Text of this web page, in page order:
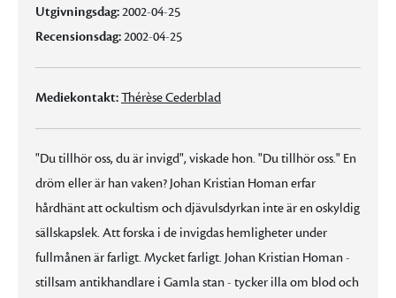
Utgivningsdag:2002-04-25
Recensionsdag:2002-04-25
Mediekontakt:Thérèse Cederblad
"Du tillhör oss, du är invigd", viskade hon. "Du tillhör oss." En
dröm eller är han vaken? Johan Kristian Homan erfar
hårdhänt att ockultism och djävulsdyrkan inte är en oskyldig
sällskapslek. Att forska i de invigdas hemligheter under
fullmånen är farligt. Mycket farligt. Johan Kristian Homan -
stillsam antikhandlare i Gamla stan - tycker illa om blod och